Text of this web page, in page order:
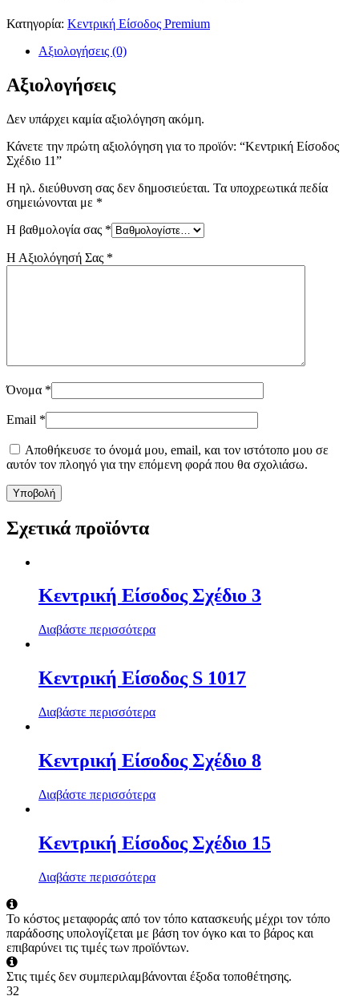
Κατηγορία: Κεντρική Είσοδος Premium
Αξιολογήσεις (0)
Αξιολογήσεις
Δεν υπάρχει καμία αξιολόγηση ακόμη.
Κάνετε την πρώτη αξιολόγηση για το προϊόν: “Κεντρική Είσοδος
Σχέδιο 11”
Η ηλ. διεύθυνση σας δεν δημοσιεύεται. Τα υποχρεωτικά πεδία
σημειώνονται με *
Η βαθμολογία σας *
Η Αξιολόγησή Σας *
Όνομα *
Email *
Αποθήκευσε το όνομά μου, email, και τον ιστότοπο μου σε
αυτόν τον πλοηγό για την επόμενη φορά που θα σχολιάσω.
Σχετικά προϊόντα
Κεντρική Είσοδος Σχέδιο 3
Διαβάστε περισσότερα
Κεντρική Είσοδος S 1017
Διαβάστε περισσότερα
Κεντρική Είσοδος Σχέδιο 8
Διαβάστε περισσότερα
Κεντρική Είσοδος Σχέδιο 15
Διαβάστε περισσότερα
Το κόστος μεταφοράς από τον τόπο κατασκευής μέχρι τον τόπο
παράδοσης υπολογίζεται με βάση τον όγκο και το βάρος και
επιβαρύνει τις τιμές των προϊόντων.
Στις τιμές δεν συμπεριλαμβάνονται έξοδα τοποθέτησης.
32